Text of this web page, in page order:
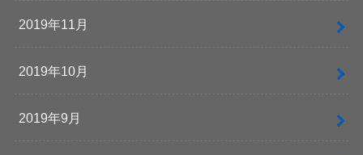
2019年11月
2019年10月
2019年9月